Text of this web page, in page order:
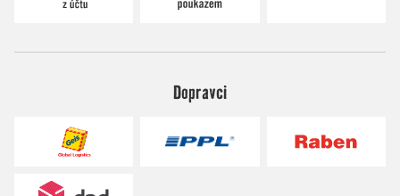
Dopravci